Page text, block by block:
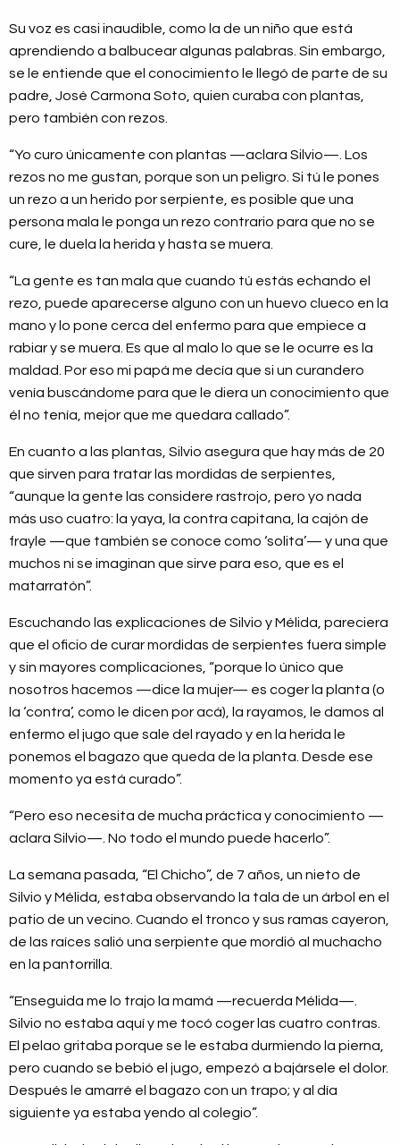
Su voz es casi inaudible, como la de un niño que está
aprendiendo a balbucear algunas palabras. Sin embargo,
se le entiende que el conocimiento le llegó de parte de su
padre, José Carmona Soto, quien curaba con plantas,
pero también con rezos.
“Yo curo únicamente con plantas —aclara Silvio—. Los
rezos no me gustan, porque son un peligro. Si tú le pones
un rezo a un herido por serpiente, es posible que una
persona mala le ponga un rezo contrario para que no se
cure, le duela la herida y hasta se muera.
“La gente es tan mala que cuando tú estás echando el
rezo, puede aparecerse alguno con un huevo clueco en la
mano y lo pone cerca del enfermo para que empiece a
rabiar y se muera. Es que al malo lo que se le ocurre es la
maldad. Por eso mi papá me decía que si un curandero
venía buscándome para que le diera un conocimiento que
él no tenía, mejor que me quedara callado”.
En cuanto a las plantas, Silvio asegura que hay más de 20
que sirven para tratar las mordidas de serpientes,
“aunque la gente las considere rastrojo, pero yo nada
más uso cuatro: la yaya, la contra capitana, la cajón de
frayle —que también se conoce como ‘solita’— y una que
muchos ni se imaginan que sirve para eso, que es el
matarratón”.
Escuchando las explicaciones de Silvio y Mélida, pareciera
que el oficio de curar mordidas de serpientes fuera simple
y sin mayores complicaciones, “porque lo único que
nosotros hacemos —dice la mujer— es coger la planta (o
la ‘contra’, como le dicen por acá), la rayamos, le damos al
enfermo el jugo que sale del rayado y en la herida le
ponemos el bagazo que queda de la planta. Desde ese
momento ya está curado”.
“Pero eso necesita de mucha práctica y conocimiento —
aclara Silvio—. No todo el mundo puede hacerlo”.
La semana pasada, “El Chicho”, de 7 años, un nieto de
Silvio y Mélida, estaba observando la tala de un árbol en el
patio de un vecino. Cuando el tronco y sus ramas cayeron,
de las raíces salió una serpiente que mordió al muchacho
en la pantorrilla.
“Enseguida me lo trajo la mamá —recuerda Mélida—.
Silvio no estaba aquí y me tocó coger las cuatro contras.
El pelao gritaba porque se le estaba durmiendo la pierna,
pero cuando se bebió el jugo, empezó a bajársele el dolor.
Después le amarré el bagazo con un trapo; y al día
siguiente ya estaba yendo al colegio”.